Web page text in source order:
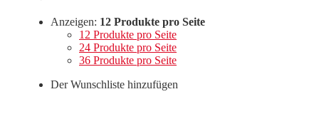
Anzeigen: 12 Produkte pro Seite
12 Produkte pro Seite
24 Produkte pro Seite
36 Produkte pro Seite
Der Wunschliste hinzufügen